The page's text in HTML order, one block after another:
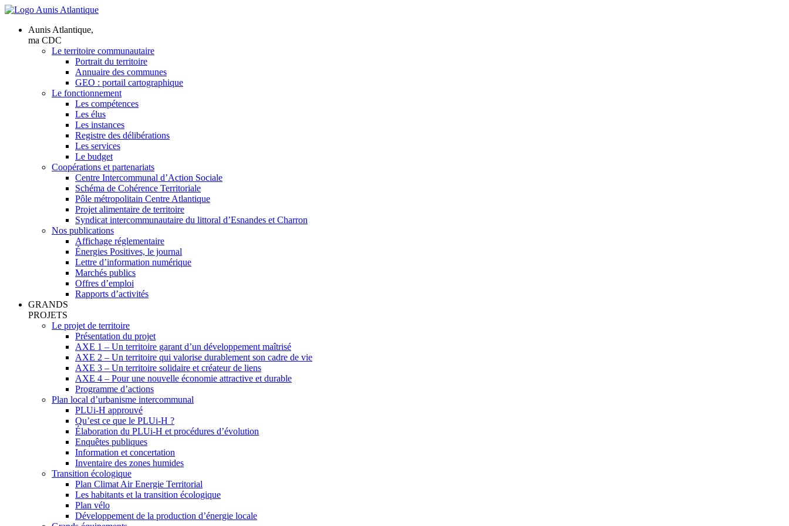
Aunis Atlantique,
ma CDC
Le territoire communautaire
Portrait du territoire
Annuaire des communes
GEO : portail cartographique
Le fonctionnement
Les compétences
Les élus
Les instances
Registre des délibérations
Les services
Le budget
Coopérations et partenariats
Centre Intercommunal d’Action Sociale
Schéma de Cohérence Territoriale
Pôle métropolitain Centre Atlantique
Projet alimentaire de territoire
Syndicat intercommunautaire du littoral d’Esnandes et Charron
Nos publications
Affichage réglementaire
Énergies Positives, le journal
Lettre d’information numérique
Marchés publics
Offres d’emploi
Rapports d’activités
GRANDS
PROJETS
Le projet de territoire
Présentation du projet
AXE 1 – Un territoire garant d’un développement maîtrisé
AXE 2 – Un territoire qui valorise durablement son cadre de vie
AXE 3 – Un territoire solidaire et créateur de liens
AXE 4 – Pour une nouvelle économie attractive et durable
Programme d’actions
Plan local d’urbanisme intercommunal
PLUi-H approuvé
Qu’est ce que le PLUi-H ?
Élaboration du PLUi-H et procédures d’évolution
Enquêtes publiques
Information et concertation
Inventaire des zones humides
Transition écologique
Plan Climat Air Energie Territorial
Les habitants et la transition écologique
Plan vélo
Développement de la production d’énergie locale